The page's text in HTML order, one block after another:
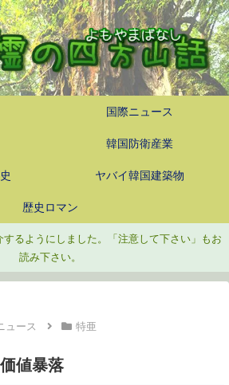
国際ニュース
韓国防衛産業
ヤバイ韓国建築物
歴史ロマン
るようにしました。「注意して下さい」もお
読み下さい。
ュース 特亜
値暴落